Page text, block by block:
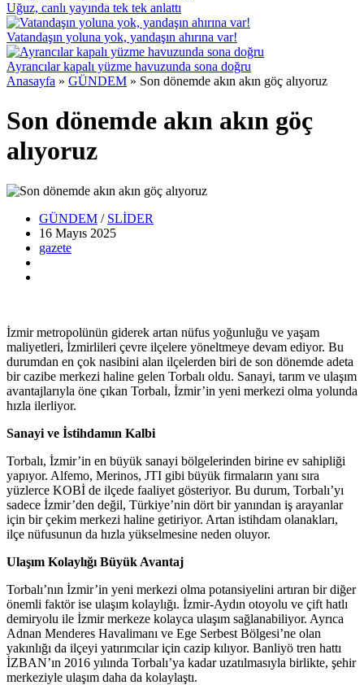
Uğuz, canlı yayında tek tek anlattı
Vatandaşın yoluna yok, yandaşın ahırına var!
Ayrancılar kapalı yüzme havuzunda sona doğru
Anasayfa » GÜNDEM » Son dönemde akın akın göç alıyoruz
Son dönemde akın akın göç
alıyoruz
GÜNDEM / SLİDER
16 Mayıs 2025
gazete
İzmir metropolünün giderek artan nüfus yoğunluğu ve yaşam
maliyetleri, İzmirlileri çevre ilçelere yöneltmeye devam ediyor. Bu
durumdan en çok nasibini alan ilçelerden biri de son dönemde adeta
bir cazibe merkezi haline gelen Torbalı oldu. Sanayi, tarım ve ulaşım
avantajlarıyla öne çıkan Torbalı, İzmir’in yeni merkezi olma yolunda
hızla ilerliyor.
Sanayi ve İstihdamın Kalbi
Torbalı, İzmir’in en büyük sanayi bölgelerinden birine ev sahipliği
yapıyor. Alfemo, Merinos, JTI gibi büyük firmaların yanı sıra
yüzlerce KOBİ de ilçede faaliyet gösteriyor. Bu durum, Torbalı’yı
sadece İzmir’den değil, Türkiye’nin dört bir yanından iş arayanlar
için bir çekim merkezi haline getiriyor. Artan istihdam olanakları,
ilçe nüfusunun da hızla yükselmesine neden oluyor.
Ulaşım Kolaylığı Büyük Avantaj
Torbalı’nın İzmir’in yeni merkezi olma potansiyelini artıran bir diğer
önemli faktör ise ulaşım kolaylığı. İzmir-Aydın otoyolu ve çift hatlı
demiryolu ile İzmir merkeze kolayca ulaşım sağlanabiliyor. Ayrıca
Adnan Menderes Havalimanı ve Ege Serbest Bölgesi’ne olan
yakınlığı da ilçeyi yatırımcılar için cazip kılıyor. Banliyö tren hattı
İZBAN’ın 2016 yılında Torbalı’ya kadar uzatılmasıyla birlikte, şehir
merkeziyle ulaşım daha da kolaylaştı.